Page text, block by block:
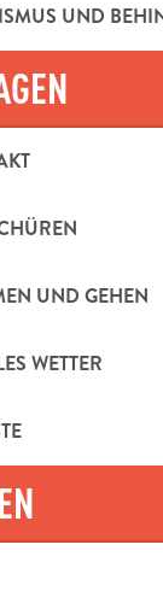
UND
UND GEHEN
WETTER